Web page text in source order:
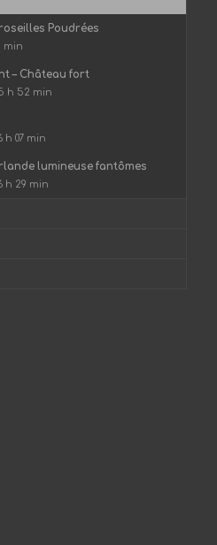
Poudrées
min
– Château fort
h 52 min
h 07 min
lumineuse fantômes
h 29 min